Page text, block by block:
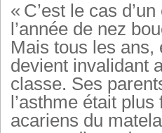
« C’est le cas
l’année de nez
Mais tous les ans,
devient invalidant
classe. Ses
l’asthme était
acariens du